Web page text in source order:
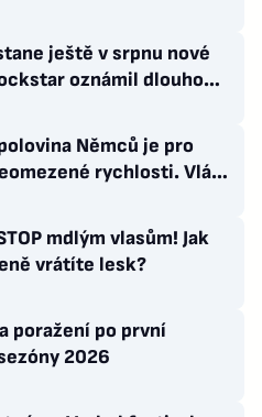
ještě v srpnu nové
oznámil dlouho
prezentaci
Němců je pro
rychlosti. Vláda
o tom myslí
mdlým vlasům! Jak
vrátíte lesk?
poražení po první
2026